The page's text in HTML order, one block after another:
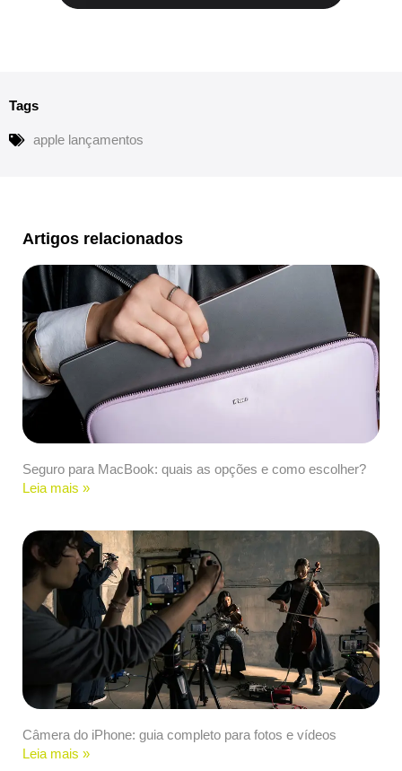
Tags
apple lançamentos
Artigos relacionados
Seguro para MacBook: quais as opções e como escolher?
Leia mais »
Câmera do iPhone: guia completo para fotos e vídeos
Leia mais »